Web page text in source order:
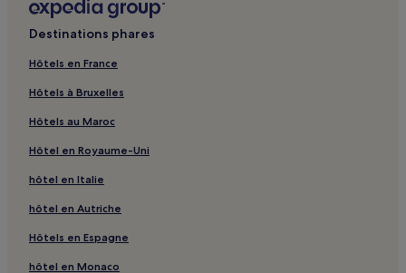
Ahuntsic-Cartierville : hôtels
Dorval : hôtels Hôtels avec parking
Dorval : hôtels Hôtels avec petit-déjeuner gratuit
Blainville : hôtels
Mascouche : hôtels
Sainte-Geneviève : hôtels
Saint-Jérôme : hôtels Hôtels avec parking
Jardin botanique de Montréal : hôtels à proximité
Destinations phares
Hôtels en France
Hôtels à Bruxelles
Hôtels au Maroc
Hôtel en Royaume-Uni
hôtel en Italie
hôtel en Autriche
Hôtels en Espagne
hôtel en Monaco